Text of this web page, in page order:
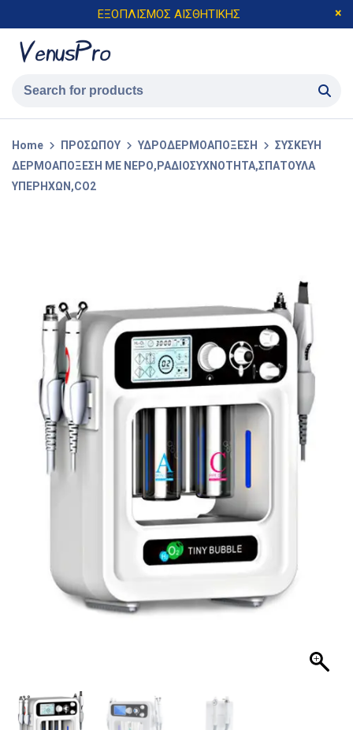
ΕΞΟΠΛΙΣΜΟΣ ΑΙΣΘΗΤΙΚΗΣ
Home ΠΡΟΣΩΠΟΥ ΥΔΡΟΔΕΡΜΟΑΠΟΞΕΣΗ
ΣΥΣΚΕΥΗ
ΔΕΡΜΟΑΠΟΞΕΣΗ ΜΕ ΝΕΡΟ,ΡΑΔΙΟΣΥΧΝΟΤΗΤΑ,ΣΠΑΤΟΥΛΑ
ΥΠΕΡΗΧΩΝ,CO2